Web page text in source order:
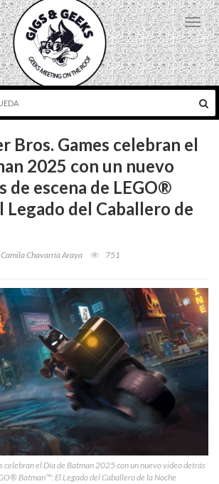
Bros. Games celebran el
2025 con un nuevo
de escena de LEGO®
Legado del Caballero de
Camila Chavarría Araya 751
celebran el Día de Batman 2025 con un nuevo video detrás
Batman™: El Legado del Caballero de la Noche